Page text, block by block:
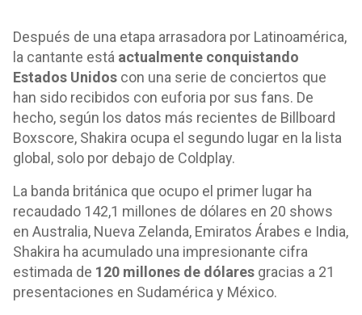
Después de una etapa arrasadora por Latinoamérica,
la cantante está actualmente conquistando
Estados Unidos con una serie de conciertos que
han sido recibidos con euforia por sus fans. De
hecho, según los datos más recientes de Billboard
Boxscore, Shakira ocupa el segundo lugar en la lista
global, solo por debajo de Coldplay.
La banda británica que ocupo el primer lugar ha
recaudado 142,1 millones de dólares en 20 shows
en Australia, Nueva Zelanda, Emiratos Árabes e India,
Shakira ha acumulado una impresionante cifra
estimada de 120 millones de dólares gracias a 21
presentaciones en Sudamérica y México.